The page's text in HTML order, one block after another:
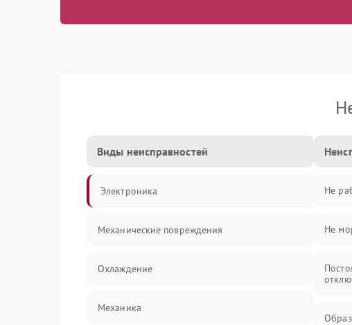
Виды неисправностей
Электроника
Механические повреждения
Охлаждение
Механика
Не
Не